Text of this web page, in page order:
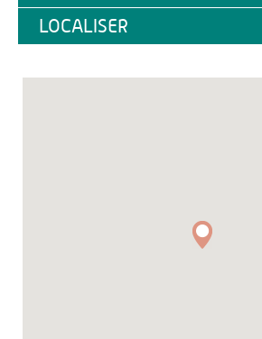
LOCALISER